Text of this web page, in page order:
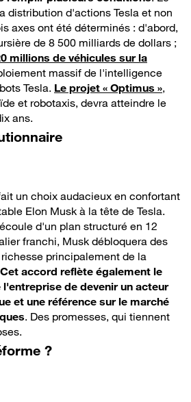
distribution d'actions Tesla et non
axes ont été déterminés : d'abord,
de 8 500 milliards de dollars ;
millions de véhicules sur la
massif de l'intelligence
Tesla. Le projet « Optimus »,
et robotaxis, devra atteindre le
ans.
un choix audacieux en confortant
Elon Musk à la tête de Tesla.
d'un plan structuré en 12
franchi, Musk débloquera des
principalement de la
Cet accord reflète également le
de devenir un acteur
et une référence sur le marché
. Des promesses, qui tiennent
?